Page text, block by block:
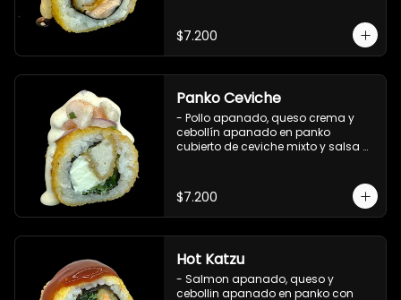
$7.200
Panko Ceviche
- Pollo apanado, queso crema y
cebollín apanado en panko
cubierto de ceviche mixto y salsa
$7.200
Hot Katzu
- Salmon apanado, queso y
cebollin apanado en panko con